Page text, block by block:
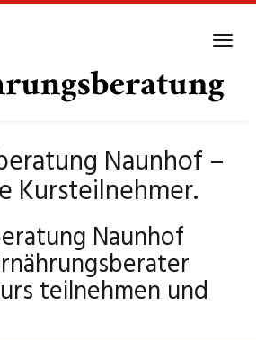
Naunhof –
Kursteilnehmer.
Naunhof
teilnehmen und